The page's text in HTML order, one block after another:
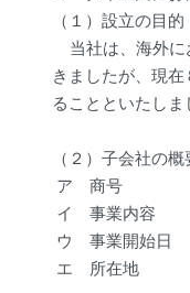
（１）設立の目的
当社は、海外に
きましたが、現
ることといたしま
（２）子会社の概
ア 商号
イ 事業内容
ウ 事業開始日
エ 所在地